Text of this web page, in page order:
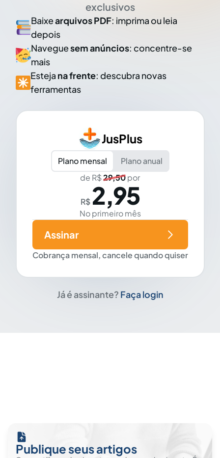
exclusivos
Baixearquivos PDF: imprima ou leia
depois
Naveguesem anúncios: concentre-se
mais
Esteja na frente: descubra novas
ferramentas
JusPlus
Plano mensal
Plano anual
de R$29,50por
R$ 2,95
No primeiro mês
Cobrança mensal, cancele quando quiser
Assinar
Já é assinante? Faça login
Publique seus artigos